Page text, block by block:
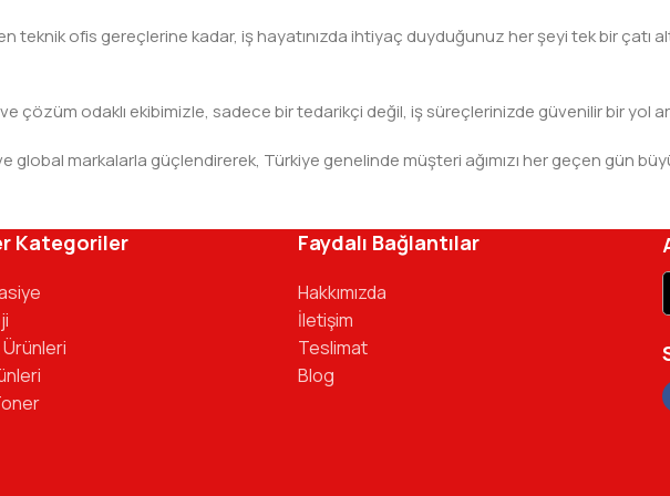
teknik ofis gereçlerine kadar, iş hayatınızda ihtiyaç duyduğunuz her şeyi tek bir çatı
çözüm odaklı ekibimizle, sadece bir tedarikçi değil, iş süreçlerinizde güvenilir bir yol
global markalarla güçlendirerek, Türkiye genelinde müşteri ağımızı her geçen gün
Kategoriler Faydalı Bağlantılar
Hakkımızda
İletişim
Teslimat
Blog